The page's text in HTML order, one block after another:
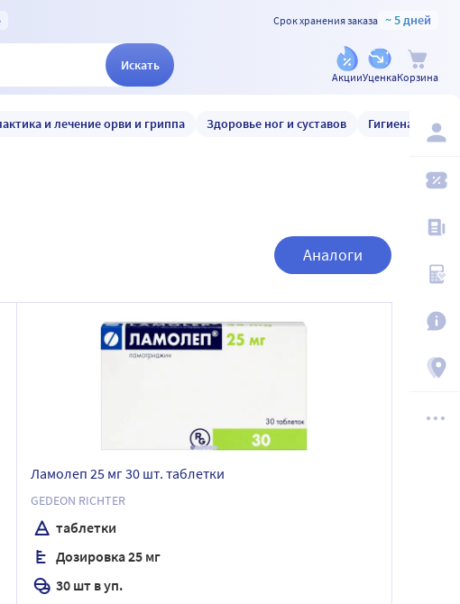
Срок хранения заказа ~ 5 дней
Искать
АкцииУценкаКорзина
и лечение орви и гриппа Здоровье ног и суставов Гигиена и уход
Аналоги
Ламолеп 25 мг 30 шт. таблетки
GEDEON RICHTER
таблетки
Дозировка 25 мг
30 шт в уп.